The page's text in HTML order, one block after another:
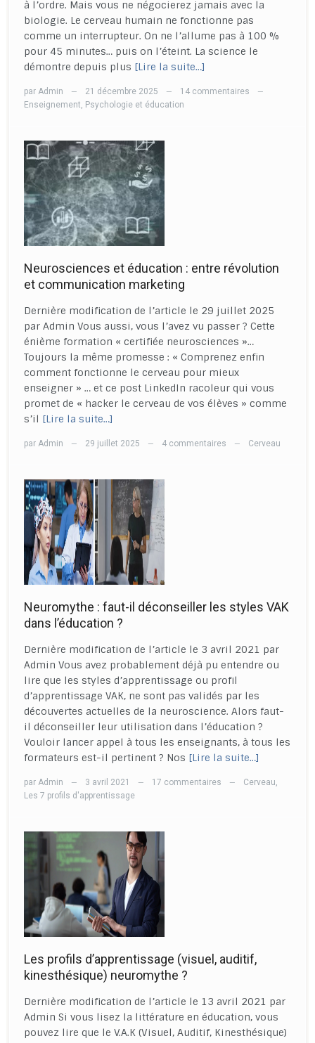
à l’ordre. Mais vous ne négocierez jamais avec la
biologie. Le cerveau humain ne fonctionne pas
comme un interrupteur. On ne l’allume pas à 100 %
pour 45 minutes… puis on l’éteint. La science le
démontre depuis plus [Lire la suite…]
par Admin — 21 décembre 2025 — 14 commentaires —
Enseignement, Psychologie et éducation
Neurosciences et éducation : entre révolution
et communication marketing
Dernière modification de l’article le 29 juillet 2025
par Admin Vous aussi, vous l’avez vu passer ? Cette
énième formation « certifiée neurosciences »…
Toujours la même promesse : « Comprenez enfin
comment fonctionne le cerveau pour mieux
enseigner » … et ce post LinkedIn racoleur qui vous
promet de « hacker le cerveau de vos élèves » comme
s’il [Lire la suite…]
par Admin — 29 juillet 2025 — 4 commentaires — Cerveau
Neuromythe : faut-il déconseiller les styles VAK
dans l’éducation ?
Dernière modification de l’article le 3 avril 2021 par
Admin Vous avez probablement déjà pu entendre ou
lire que les styles d’apprentissage ou profil
d’apprentissage VAK, ne sont pas validés par les
découvertes actuelles de la neuroscience. Alors faut-
il déconseiller leur utilisation dans l’éducation ?
Vouloir lancer appel à tous les enseignants, à tous les
formateurs est-il pertinent ? Nos [Lire la suite…]
par Admin — 3 avril 2021 — 17 commentaires — Cerveau,
Les 7 profils d'apprentissage
Les profils d’apprentissage (visuel, auditif,
kinesthésique) neuromythe ?
Dernière modification de l’article le 13 avril 2021 par
Admin Si vous lisez la littérature en éducation, vous
pouvez lire que le V.A.K (Visuel, Auditif, Kinesthésique)